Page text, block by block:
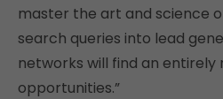
master the art and science
search queries into lead
networks will find an entirely
opportunities.”